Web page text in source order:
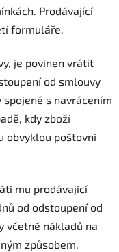
Prodávající
formuláře.
je povinen vrátit
od smlouvy
s navrácením
kdy zboží
obvyklou poštovní
mu prodávající
od odstoupení od
včetně nákladů na
způsobem.